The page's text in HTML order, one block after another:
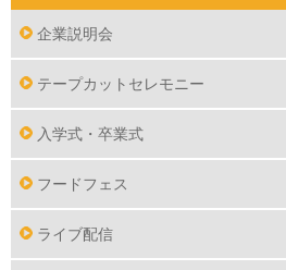
企業説明会
テープカットセレモニー
入学式・卒業式
フードフェス
ライブ配信